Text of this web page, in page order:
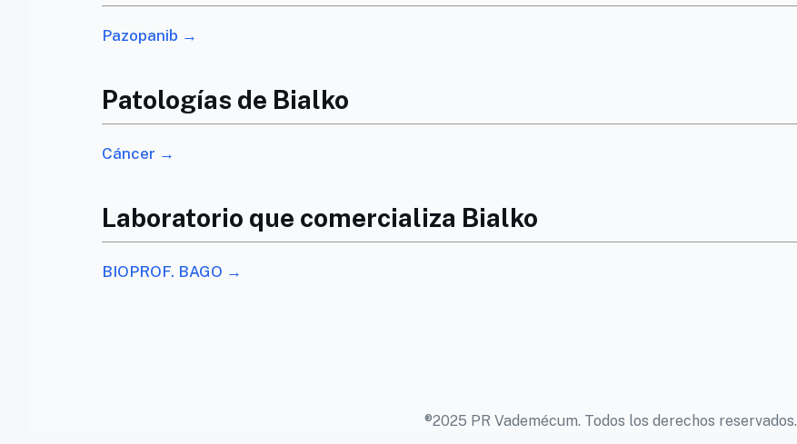
Pazopanib →
Patologías de Bialko
Cáncer →
Laboratorio que comercializa Bialko
BIOPROF. BAGO →
®2025 PR Vademécum. Todos los derechos reservados.